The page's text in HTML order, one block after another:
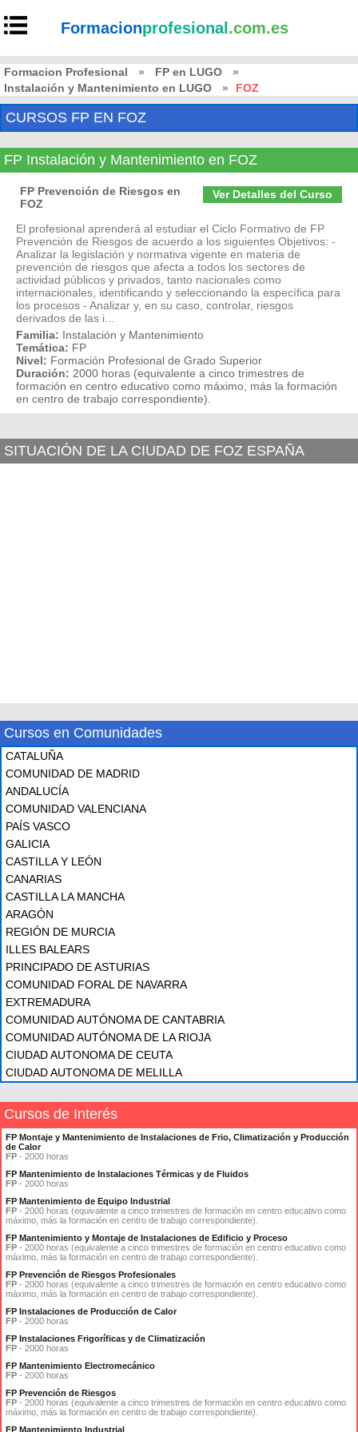
Formacionprofesional .com.es
Formacion Profesional » FP en LUGO
»
Instalación y Mantenimiento en LUGO
» FOZ
CURSOS FP EN FOZ
FP Instalación y Mantenimiento en FOZ
Ver Detalles del Curso
FP Prevención de Riesgos en
FOZ
El profesional aprenderá al estudiar el Ciclo Formativo de FP
Prevención de Riesgos de acuerdo a los siguientes Objetivos: -
Analizar la legislación y normativa vigente en materia de
prevención de riesgos que afecta a todos los sectores de
actividad públicos y privados, tanto nacionales como
internacionales, identificando y seleccionando la específica para
los procesos - Analizar y, en su caso, controlar, riesgos
derivados de las i...
Familia: Instalación y Mantenimiento
Temática: FP
Nivel: Formación Profesional de Grado Superior
Duración: 2000 horas (equivalente a cinco trimestres de
formación en centro educativo como máximo, más la formación
en centro de trabajo correspondiente).
SITUACIÓN DE LA CIUDAD DE FOZ ESPAÑA
Cursos en Comunidades
CATALUÑA
COMUNIDAD DE MADRID
ANDALUCÍA
COMUNIDAD VALENCIANA
PAÍS VASCO
GALICIA
CASTILLA Y LEÓN
CANARIAS
CASTILLA LA MANCHA
ARAGÓN
REGIÓN DE MURCIA
ILLES BALEARS
PRINCIPADO DE ASTURIAS
COMUNIDAD FORAL DE NAVARRA
EXTREMADURA
COMUNIDAD AUTÓNOMA DE CANTABRIA
COMUNIDAD AUTÓNOMA DE LA RIOJA
CIUDAD AUTONOMA DE CEUTA
CIUDAD AUTONOMA DE MELILLA
Cursos de Interés
FP Montaje y Mantenimiento de Instalaciones de Frio, Climatización y Producción
de Calor
FP - 2000 horas
FP Mantenimiento de Instalaciones Térmicas y de Fluidos
FP - 2000 horas
FP Mantenimiento de Equipo Industrial
FP - 2000 horas (equivalente a cinco trimestres de formación en centro educativo como
máximo, más la formación en centro de trabajo correspondiente).
FP Mantenimiento y Montaje de Instalaciones de Edificio y Proceso
FP - 2000 horas (equivalente a cinco trimestres de formación en centro educativo como
máximo, más la formación en centro de trabajo correspondiente).
FP Prevención de Riesgos Profesionales
FP - 2000 horas (equivalente a cinco trimestres de formación en centro educativo como
máximo, más la formación en centro de trabajo correspondiente).
FP Instalaciones de Producción de Calor
FP - 2000 horas
FP Instalaciones Frigoríficas y de Climatización
FP - 2000 horas
FP Mantenimiento Electromecánico
FP - 2000 horas
FP Prevención de Riesgos
FP - 2000 horas (equivalente a cinco trimestres de formación en centro educativo como
máximo, más la formación en centro de trabajo correspondiente).
FP Mantenimiento Industrial